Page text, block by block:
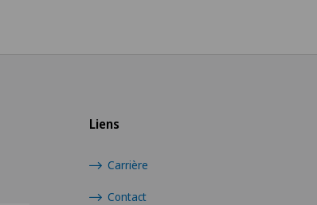
Liens
Carrière
Contact